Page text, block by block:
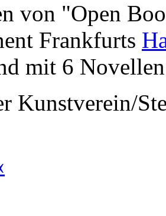
von "Open
Frankfurts
mit 6
Kunstverein/